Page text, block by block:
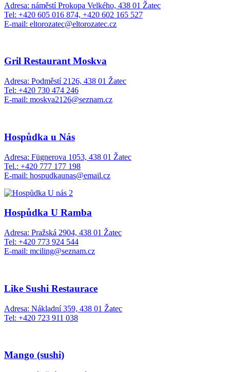
Adresa: náměstí Prokopa Velkého, 438 01 Žatec
Tel: +420 605 016 874, +420 602 165 527
E-mail: eltorozatec@eltorozatec.cz
Gril Restaurant Moskva
Adresa: Podměstí 2126, 438 01 Žatec
Tel: +420 730 474 246
E-mail: moskva2126@seznam.cz
Hospůdka u Nás
Adresa: Fügnerova 1053, 438 01 Žatec
Tel.: +420 777 177 198
E-mail: hospudkaunas@email.cz
Hospůdka U Ramba
Adresa: Pražská 2904, 438 01 Žatec
Tel: +420 773 924 544
E-mail: mciling@seznam.cz
Like Sushi Restaurace
Adresa: Nákladní 359, 438 01 Žatec
Tel: +420 723 911 038
Mango (sushi)